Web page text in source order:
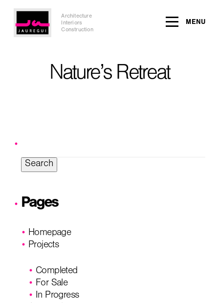
Architecture
Interiors
Construction
MENU
Nature’s Retreat
Pages
Homepage
Projects
Completed
For Sale
In Progress